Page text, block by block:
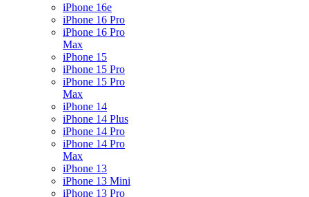
iPhone 16e
iPhone 16 Pro
iPhone 16 Pro
Max
iPhone 15
iPhone 15 Pro
iPhone 15 Pro
Max
iPhone 14
iPhone 14 Plus
iPhone 14 Pro
iPhone 14 Pro
Max
iPhone 13
iPhone 13 Mini
iPhone 13 Pro